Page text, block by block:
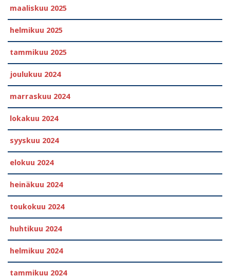
maaliskuu 2025
helmikuu 2025
tammikuu 2025
joulukuu 2024
marraskuu 2024
lokakuu 2024
syyskuu 2024
elokuu 2024
heinäkuu 2024
toukokuu 2024
huhtikuu 2024
helmikuu 2024
tammikuu 2024